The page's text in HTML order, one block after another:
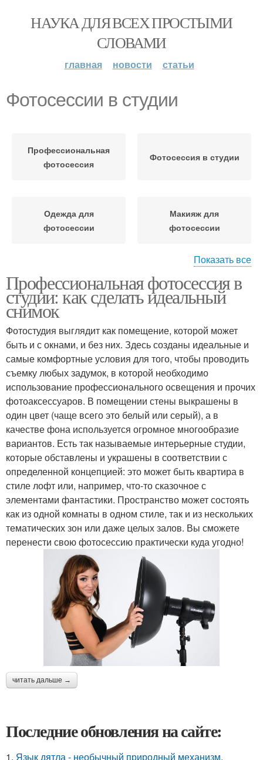
НАУКА ДЛЯ ВСЕХ ПРОСТЫМИ
СЛОВАМИ
главная новости статьи
Фотосессии в студии
Профессиональная
фотосессия
Фотосессия в студии
Одежда для
фотосессии
Макияж для
фотосессии
Съемка в студии
Показать все
Профессиональная фотосессия в
студии: как сделать идеальный
снимок
Фотостудия выглядит как помещение, которой может
быть и с окнами, и без них. Здесь созданы идеальные и
самые комфортные условия для того, чтобы проводить
съемку любых задумок, в которой необходимо
использование профессионального освещения и прочих
фотоаксессуаров. В помещении стены выкрашены в
один цвет (чаще всего это белый или серый), а в
качестве фона используется огромное многообразие
вариантов. Есть так называемые интерьерные студии,
которые обставлены и украшены в соответствии с
определенной концепцией: это может быть квартира в
стиле лофт или, например, что-то сказочное с
элементами фантастики. Пространство может состоять
как из одной комнаты в одном стиле, так и из нескольких
тематических зон или даже целых залов. Вы сможете
перенести свою фотосессию практически куда угодно!
читать дальше →
Последние обновления на сайте:
1. Язык дятла - необычный природный механизм.